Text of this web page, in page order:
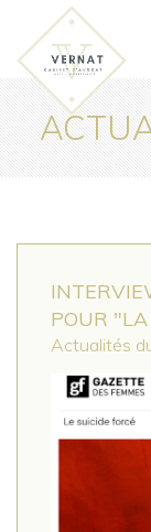
POUR
Actualités